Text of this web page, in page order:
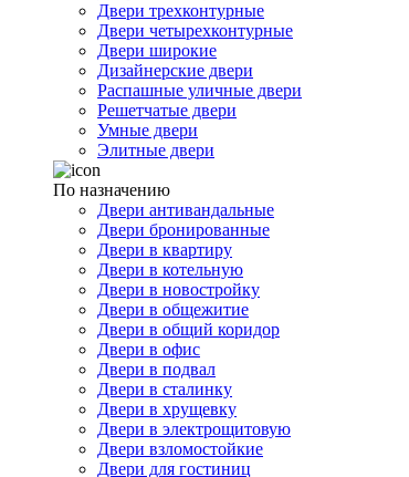
Двери трехконтурные
Двери четырехконтурные
Двери широкие
Дизайнерские двери
Распашные уличные двери
Решетчатые двери
Умные двери
Элитные двери
По назначению
Двери антивандальные
Двери бронированные
Двери в квартиру
Двери в котельную
Двери в новостройку
Двери в общежитие
Двери в общий коридор
Двери в офис
Двери в подвал
Двери в сталинку
Двери в хрущевку
Двери в электрощитовую
Двери взломостойкие
Двери для гостиниц